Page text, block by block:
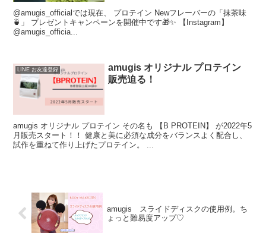
@amugis_officialでは現在、 プロテイン Newフレーバーの「抹茶味
🍵」 プレゼントキャンペーンを開催中です🎁✨ 【Instagram】
@amugis_officia...
LINE お友達登録
amugis オリジナル プロテイン
販売迫る！
amugis オリジナル プロテイン その名も 【B PROTEIN】 が2022年5
月販売スタート！！ 健康と美に必須な成分をバランスよく配合し、
試作を重ねて作り上げたプロテイン。 ...
amugis スライドディスクの使用例。ち
ょっと難易度アップ♡